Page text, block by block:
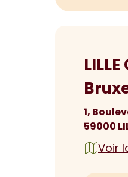
1,
59000
Voir